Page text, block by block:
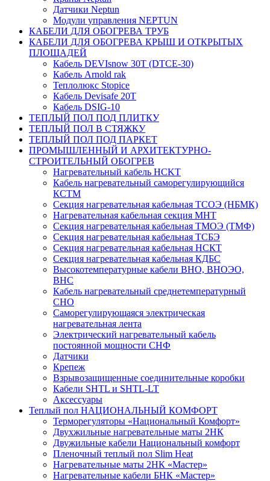
Датчики Neptun
Модули управления NEPTUN
КАБЕЛИ ДЛЯ ОБОГРЕВА ТРУБ
КАБЕЛИ ДЛЯ ОБОГРЕВА КРЫШ И ОТКРЫТЫХ
ПЛОЩАДЕЙ
Кабель DEVIsnow 30Т (DTCE-30)
Кабель Arnold rak
Теплолюкс Stopice
Кабель Devisafe 20T
Кабель DSIG-10
ТЕПЛЫЙ ПОЛ ПОД ПЛИТКУ
ТЕПЛЫЙ ПОЛ В СТЯЖКУ
ТЕПЛЫЙ ПОЛ ПОД ПАРКЕТ
ПРОМЫШЛЕННЫЙ И АРХИТЕКТУРНО-
СТРОИТЕЛЬНЫЙ ОБОГРЕВ
Нагревательный кабель НCKТ
Кабель нагревательный саморегулирующийся
КСТМ
Секция нагревательная кабельная ТСОЭ (НБМК)
Нагревательная кабельная секция МНТ
Секция нагревательная кабельная ТМОЭ (ТМФ)
Секция нагревательная кабельная ТСБЭ
Секция нагревательная кабельная НСКТ
Секция нагревательная кабельная КДБС
Высокотемпературные кабели ВНО, ВНОЭО,
ВНС
Кабель нагревательный среднетемпературный
СНО
Саморегулирующаяся электрическая
нагревательная лента
Электрический нагревательный кабель
постоянной мощности СНФ
Датчики
Крепеж
Взрывозащищенные соединительные коробки
Кабели SHTL и SHTL-LT
Аксессуары
Теплый пол НАЦИОНАЛЬНЫЙ КОМФОРТ
Терморегуляторы «Национальный Комфорт»
Двухжильные нагревательные маты 2НК
Двужильные кабели Национальный комфорт
Пленочный теплый пол Slim Heat
Нагревательные маты 2НК «Мастер»
Нагревательные кабели БНК «Мастер»